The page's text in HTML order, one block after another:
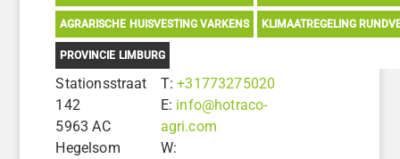
AGRARISCHE HUISVESTING VARKENS KLIMAATREGELING
PROVINCIE LIMBURG
Stationsstraat
142
5963 AC
Hegelsom
T:+31773275020
E: info@hotraco-
agri.com
W: